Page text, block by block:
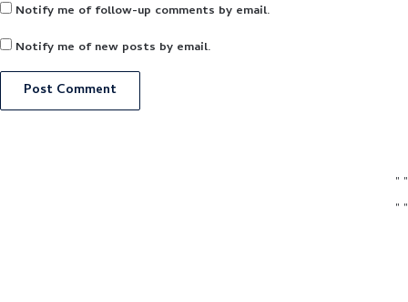
Notify me of follow-up comments by email.
Notify me of new posts by email.